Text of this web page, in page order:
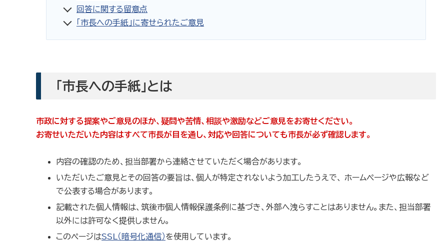
回答に関する留意点
「市長への手紙」に寄せられたご意見
「市長への手紙」とは
市政に対する提案やご意見のほか、疑問や苦情、相談や激励などご意見をお寄せください。
お寄せいただいた内容はすべて市長が目を通し、対応や回答についても市長が必ず確認します。
内容の確認のため、担当部署から連絡させていただく場合があります。
いただいたご意見とその回答の要旨は、個人が特定されないよう加工したうえで、 ホームページや広報など
で公表する場合があります。
記載された個人情報は、筑後市個人情報保護条例に基づき、外部へ洩らすことはありません。また、担当部署
以外には許可なく提供しません。
このページはSSL（暗号化通信）を使用しています。